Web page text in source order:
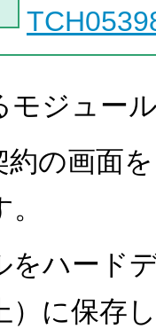
モジュー
約の画面
をハード
）に保存